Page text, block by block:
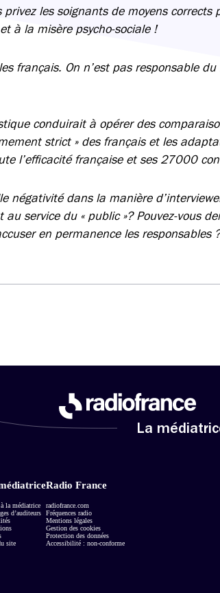
privez les soignants de moyens
à la misère psycho-sociale !
français. On n’est pas responsable
conduirait à opérer des
strict » des français et les
l’efficacité française et ses 27000
négativité dans la manière
au service du « public »? Pouvez-vous
en permanence les responsables ?
La
la médiatrice
d’auditeurs
site
Radio France
radiofrance.com
Fréquences radio
Mentions légales
Gestion des cookies
Protection des données
Accessibilité : non-conforme